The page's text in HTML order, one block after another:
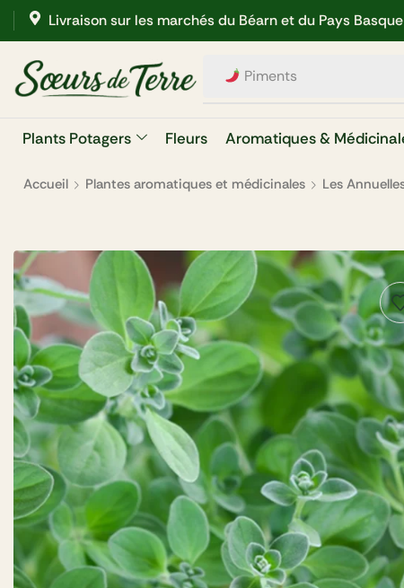
Livraison sur les marchés du Béarn et du Pays Basque
Aubergines
Plants Potagers Fleurs Aromatiques &
Accueil Plantes aromatiques et médicinales Les